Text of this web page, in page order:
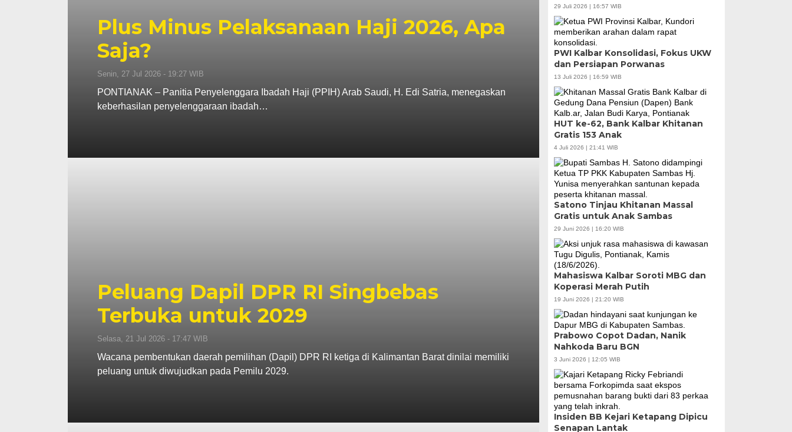
Plus Minus Pelaksanaan Haji 2026, Apa
Saja?
Senin, 27 Jul 2026 - 19:27 WIB
PONTIANAK – Panitia Penyelenggara Ibadah Haji (PPIH) Arab Saudi, H. Edi Satria, menegaskan
keberhasilan penyelenggaraan ibadah…
Peluang Dapil DPR RI Singbebas
Terbuka untuk 2029
Selasa, 21 Jul 2026 - 17:47 WIB
Wacana pembentukan daerah pemilihan (Dapil) DPR RI ketiga di Kalimantan Barat dinilai memiliki
peluang untuk diwujudkan pada Pemilu 2029.
29 Juli 2026 | 16:57 WIB
PWI Kalbar Konsolidasi, Fokus UKW
dan Persiapan Porwanas
13 Juli 2026 | 16:59 WIB
HUT ke-62, Bank Kalbar Khitanan
Gratis 153 Anak
4 Juli 2026 | 21:41 WIB
Satono Tinjau Khitanan Massal
Gratis untuk Anak Sambas
29 Juni 2026 | 16:20 WIB
Mahasiswa Kalbar Soroti MBG dan
Koperasi Merah Putih
19 Juni 2026 | 21:20 WIB
Prabowo Copot Dadan, Nanik
Nahkoda Baru BGN
3 Juni 2026 | 12:05 WIB
Insiden BB Kejari Ketapang Dipicu
Senapan Lantak